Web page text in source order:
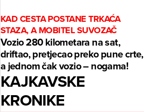
KAD CESTA POSTANE TRKAĆA
STAZA, A MOBITEL SUVOZAČ
Vozio 280 kilometara na sat,
driftao, pretjecao preko pune crte,
a jednom čak vozio – nogama!
KAJKAVSKE
KRONIKE